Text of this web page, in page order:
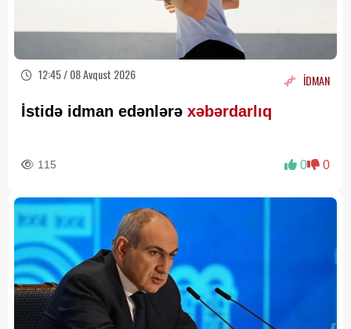
12:45 / 08 Avqust 2026 İDMAN
İstidə idman edənlərə xəbərdarlıq
115 0 0